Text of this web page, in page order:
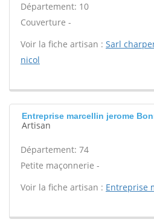
Département: 10
Couverture -
Voir la fiche artisan : Sarl
nicol
Entreprise marcellin jerome
Artisan
Département: 74
Petite maçonnerie -
Voir la fiche artisan : Entreprise